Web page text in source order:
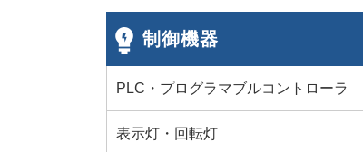
制御機器
PLC・プログラマブルコントローラ
表示灯・回転灯